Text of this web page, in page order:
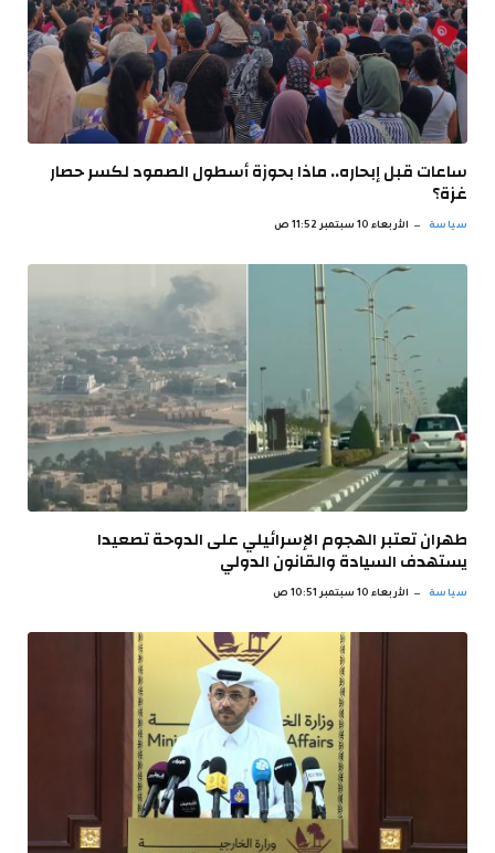
ساعات قبل إبحاره.. ماذا بحوزة أسطول الصمود لكسر حصار
غزة؟
سياسة الأربعاء 10 سبتمبر 11:52 ص
طهران تعتبر الهجوم الإسرائيلي على الدوحة تصعيدا
يستهدف السيادة والقانون الدولي
سياسة الأربعاء 10 سبتمبر 10:51 ص